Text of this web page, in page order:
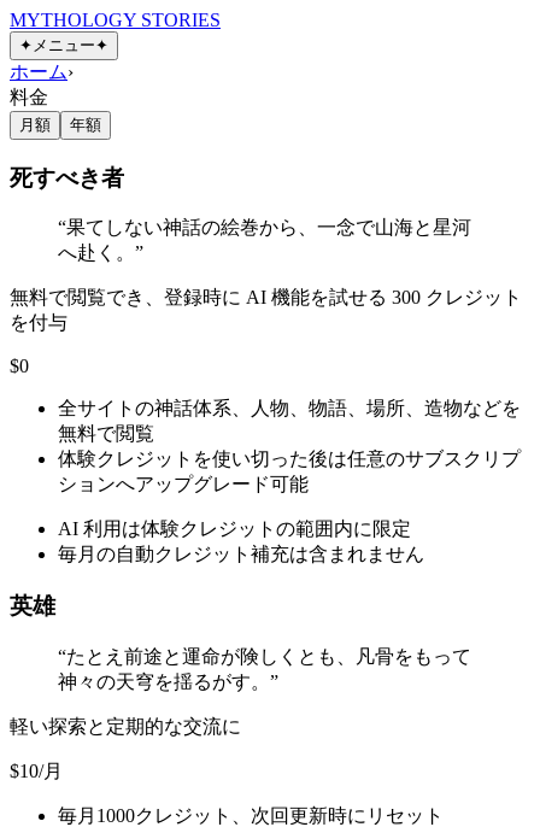
MYTHOLOGY STORIES
✦ メニュー✦
ホーム›
料金
月額 年額
死すべき者
“果てしない神話の絵巻から、一念で山海と星河
へ赴く。 ”
無料で閲覧でき、登録時に AI 機能を試せる 300 クレジット
を付与
$0
全サイトの神話体系、人物、物語、場所、造物などを
無料で閲覧
体験クレジットを使い切った後は任意のサブスクリプ
ションへアップグレード可能
AI 利用は体験クレジットの範囲内に限定
毎月の自動クレジット補充は含まれません
英雄
“たとえ前途と運命が険しくとも、凡骨をもって
神々の天穹を揺るがす。 ”
軽い探索と定期的な交流に
$10/月
毎月1000クレジット、次回更新時にリセット